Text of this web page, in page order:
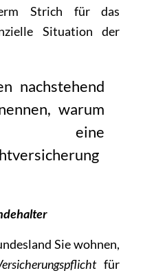
Strich für das
Situation der
nachstehend
warum
Sie wohnen,
für